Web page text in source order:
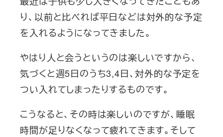
り、以前と比べれば平日などは対外的な予定
を入れるようになってきました。
やはり人と会うというのは楽しいですから、
気づくと週5日のうち3,4日、対外的な予定を
つい入れてしまったりするものです。
こうなると、その時は楽しいのですが、睡眠
時間が足りなくなって疲れてきます。そして